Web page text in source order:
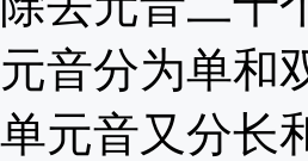
元音分为单和
单元音又分长